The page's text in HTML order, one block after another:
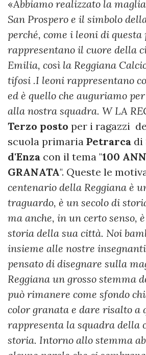
«Abbiamo realizzato la
San Prospero e il simbolo
perché, come i leoni di questa
rappresentano il cuore della
Emilia, così la Reggiana
tifosi .I leoni rappresentano
ed è quello che auguriamo
alla nostra squadra. W LA
Terzo posto per i ragazzi
scuola primaria Petrarca di
d'Enza con il tema "100
GRANATA". Queste le
centenario della Reggiana è
traguardo, è un secolo di
ma anche, in un certo senso,
storia della sua città. Noi
insieme alle nostre
pensato di disegnare sulla
Reggiana un grosso stemma
può rimanere come sfondo
color granata e dare risalto a
rappresenta la squadra della
storia. Intorno allo stemma